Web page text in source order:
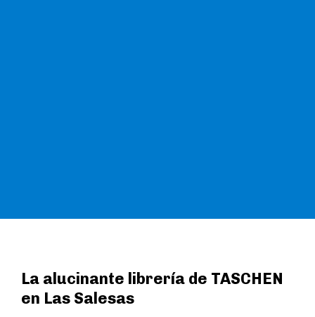
La alucinante librería de TASCHEN
en Las Salesas